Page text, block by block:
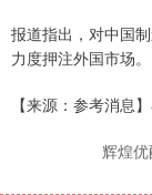
报道指出，对中国
力度押注外国市场。
【来源：参考消息
辉煌优